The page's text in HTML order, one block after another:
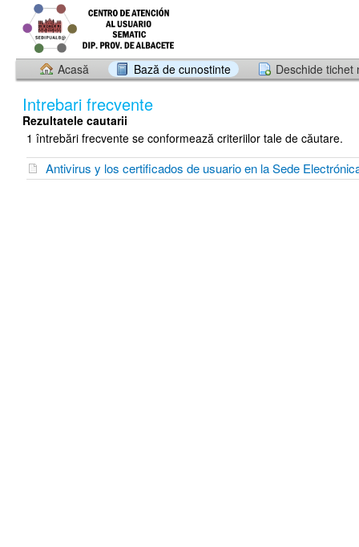
Acasă Bază de cunostinte Deschide tichet
Intrebari frecvente
Rezultatele cautarii
1 întrebări frecvente se conformează criteriilor tale de căutare.
Antivirus y los certificados de usuario en la Sede